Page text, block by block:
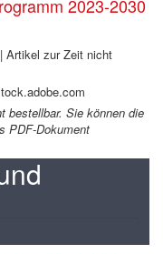
2023-2030
Artikel zur Zeit nicht
bestellbar. Sie können die
PDF-Dokument